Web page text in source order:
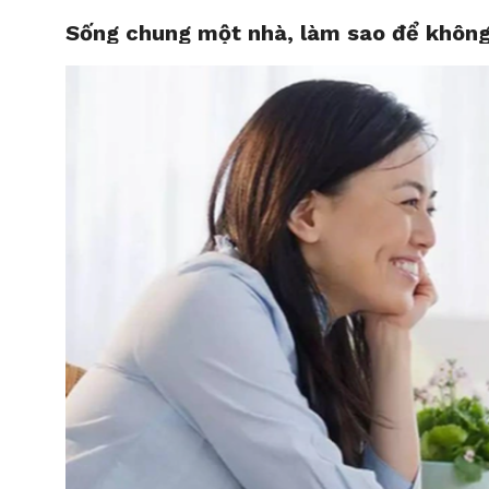
HOME
Sống chung một nhà, làm sao để